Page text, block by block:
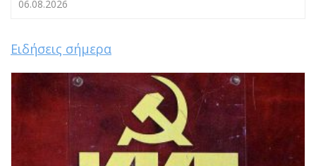
06.08.2026
Ειδήσεις σήμερα